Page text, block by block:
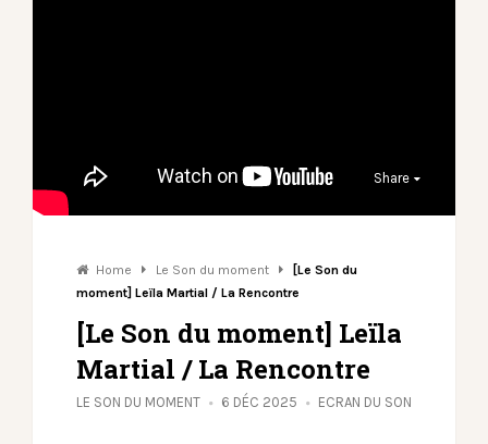
Share
Home Le Son du moment
[Le Son du
moment] Leïla Martial / La Rencontre
[Le Son du moment] Leïla
Martial / La Rencontre
LE SON DU MOMENT 6 DÉC 2025 ECRAN DU SON